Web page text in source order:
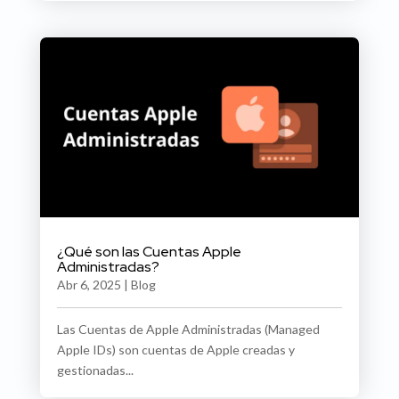
¿Qué son las Cuentas Apple
Administradas?
Abr 6, 2025 | Blog
Las Cuentas de Apple Administradas (Managed
Apple IDs) son cuentas de Apple creadas y
gestionadas...